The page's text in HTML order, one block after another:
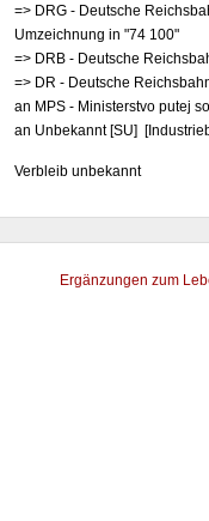
=> DRG - Deutsche
Umzeichnung in "74 100"
=> DRB - Deutsche
=> DR - Deutsche
an MPS - Ministerstvo putej
an Unbekannt [SU]
Verbleib unbekannt
Ergänzungen zum